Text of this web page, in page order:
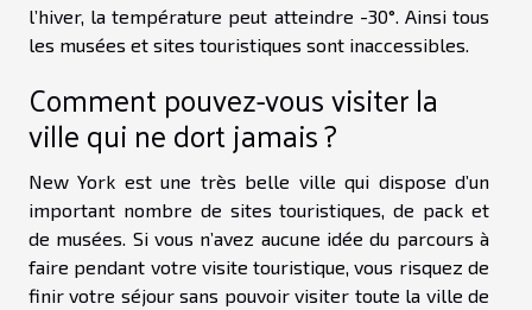
l’hiver, la température peut atteindre -30°. Ainsi tous
les musées et sites touristiques sont inaccessibles.
Comment pouvez-vous visiter la
ville qui ne dort jamais ?
New York est une très belle ville qui dispose d’un
important nombre de sites touristiques, de pack et
de musées. Si vous n’avez aucune idée du parcours à
faire pendant votre visite touristique, vous risquez de
finir votre séjour sans pouvoir visiter toute la ville de